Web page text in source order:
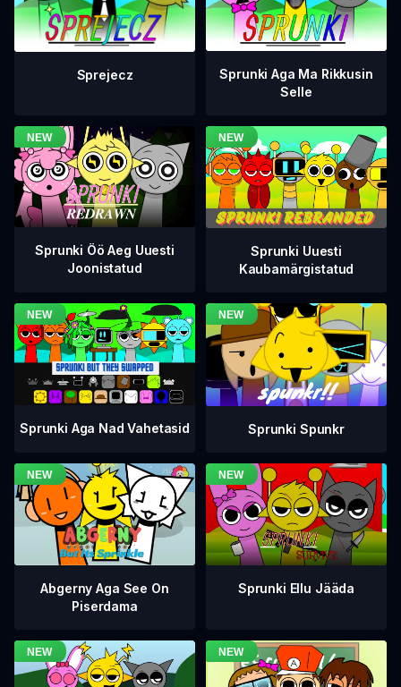
Sprejecz
Sprunki Aga Ma Rikkusin
Selle
Sprunki Öö Aeg Uuesti
Joonistatud
Sprunki Uuesti
Kaubamärgistatud
Sprunki Aga Nad Vahetasid Sprunki Spunkr
Abgerny Aga See On
Piserdama
Sprunki Ellu Jääda